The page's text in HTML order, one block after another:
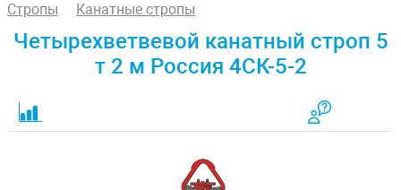
Стропы
Канатные стропы
Четырехветвевой канатный строп 5
т 2 м Россия 4СК-5-2